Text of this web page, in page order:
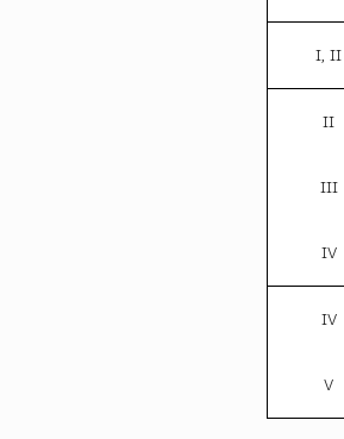
I, II
II
III
IV
IV
V